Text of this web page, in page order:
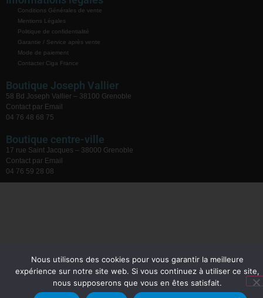
Conditions Générales de vente
Mentions Légales
Politique de confidentialité
Garantie / Service après vente
Mode de paiement
Contacter Ciga France
Boutique Joseph Vallier
58 Bd Joseph Vallier – 38100 Grenoble
Contact par Email
04 76 48 68 75
Boutique centre-ville
17 rue Saint Jacques – 38000 Grenoble
Contact par Email
04 76 59 28 08
Nous utilisons des cookies pour vous garantir la meilleure
expérience sur notre site web. Si vous continuez à utiliser ce site,
nous supposerons que vous en êtes satisfait.